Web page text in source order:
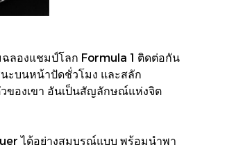
ลองแชมป์โลก Formula 1 ติดต่อกัน
ะบนหน้าปัดชั่วโมง และสลัก
ของเขา อันเป็นสัญลักษณ์แห่งจิต
ได้อย่างสมบูรณ์แบบ พร้อมนำพา